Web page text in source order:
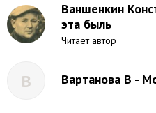
Ваншенкин
эта быль
Читает автор
В Вартанова В -